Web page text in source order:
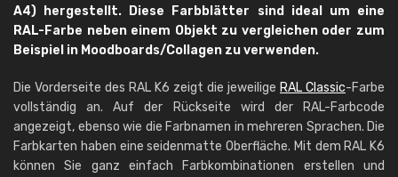
A4) hergestellt. Diese Farbblätter sind ideal um eine
RAL-Farbe neben einem Objekt zu vergleichen oder zum
Beispiel in Moodboards/Collagen zu verwenden.
Die Vorderseite des RAL K6 zeigt die jeweilige RAL Classic-Farbe
vollständig an. Auf der Rückseite wird der RAL-Farbcode
angezeigt, ebenso wie die Farbnamen in mehreren Sprachen. Die
Farbkarten haben eine seidenmatte Oberfläche. Mit dem RAL K6
können Sie ganz einfach Farbkombinationen erstellen und